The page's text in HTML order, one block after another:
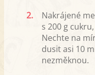
2.
Nakrájené
s 200 g
Nechte na
dusit asi 10
nezměknou.